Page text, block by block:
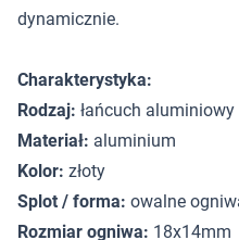
dynamicznie.
Charakterystyka:
Rodzaj: łańcuch aluminiowy
Materiał: aluminium
Kolor: złoty
Splot / forma: owalne
Rozmiar ogniwa: 18x14mm